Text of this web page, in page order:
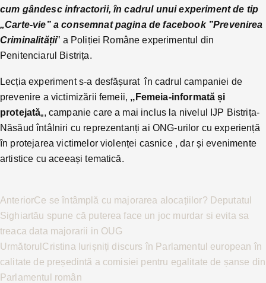
cum gândesc infractorii, în cadrul unui experiment de tip
„Carte-vie” a consemnat pagina de facebook ”Prevenirea
Criminalității” a Poliției Române experimentul din
Penitenciarul Bistrița.
Lecția experiment s-a desfășurat în cadrul campaniei de
prevenire a victimizării femeii, ,,Femeia-informată și
protejată„, campanie care a mai inclus la nivelul IJP Bistrița-
Năsăud întâlniri cu reprezentanți ai ONG-urilor cu experiență
în protejarea victimelor violenței casnice , dar și evenimente
artistice cu aceeași tematică.
AnteriorCe se întâmplă cu majorarea alocațiilor? Deputatul
Sighiartău spune că puterea face un joc murdar si evita sa
treaca data majorarii in OUG
Următorul Cristina Iurișniți discurs în Parlamentul european în
calitate de președintă a comisiei pentru egalitate de șanse din
Parlamentul român